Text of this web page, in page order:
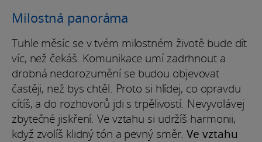
Milostná panoráma
Tuhle měsíc se v tvém milostném životě bude dít
víc, než čekáš. Komunikace umí zadrhnout a
drobná nedorozumění se budou objevovat
častěji, než bys chtěl. Proto si hlídej, co opravdu
cítíš, a do rozhovorů jdi s trpělivostí. Nevyvolávej
zbytečné jiskření. Ve vztahu si udržíš harmonii,
když zvolíš klidný tón a pevný směr.Ve vztahu